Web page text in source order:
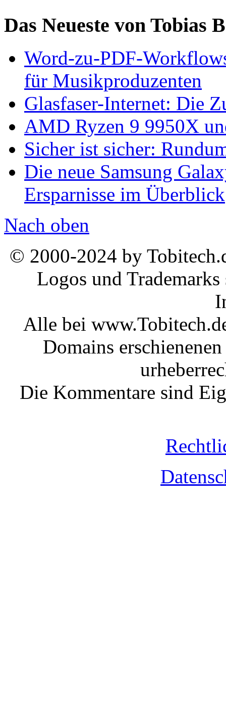
Das Neueste von Tobias
Word-zu-PDF-
für Musikproduzenten
Glasfaser-Internet: Die
AMD Ryzen 9 9950X
Sicher ist sicher:
Die neue Samsung
Ersparnisse im Überblick
Nach oben
© 2000-2024 by
Logos und
Alle bei
Domains
Die Kommentare sind